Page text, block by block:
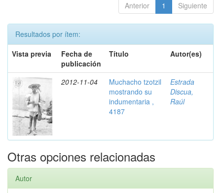
Anterior 1 Siguiente
Resultados por ítem:
Vista previa
Fecha de
publicación
Título Autor(es)
2012-11-04
Muchacho tzotzil
mostrando su
indumentaria ,
4187
Estrada
Discua,
Raúl
Otras opciones relacionadas
Autor